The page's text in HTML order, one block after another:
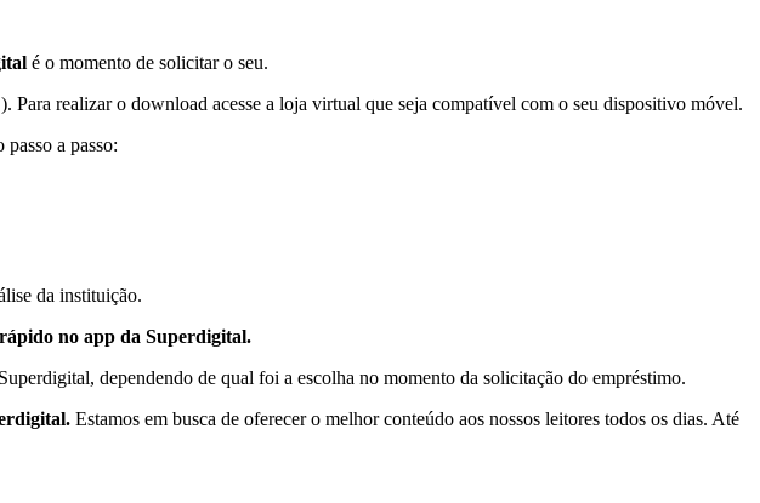
é o momento de solicitar o seu.
realizar o download acesse a loja virtual que seja compatível com o seu dispositivo móvel.
a passo:
da instituição.
no app da Superdigital.
dependendo de qual foi a escolha no momento da solicitação do empréstimo.
Estamos em busca de oferecer o melhor conteúdo aos nossos leitores todos os dias. Até